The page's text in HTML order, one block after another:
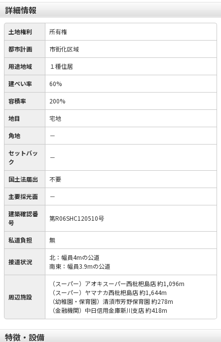
詳細情報
土地権利 所有権
都市計画 市街化区域
用途地域 １種住居
建ぺい率 60%
容積率 200%
地目 宅地
角地 －
セットバッ
ク
－
国土法届出 不要
主要採光面 －
建築確認番
号
第R06SHC120510号
私道負担 無
接道状況
北：幅員4mの公道
南東：幅員3.9mの公道
周辺施設
（スーパー）アオキスーパー西枇杷島店 約1,096m
（スーパー）ヤマナカ西枇杷島店 約1,644m
（幼稚園・保育園）清須市芳野保育園 約278m
（金融機関）中日信用金庫新川支店 約418m
特徴・設備